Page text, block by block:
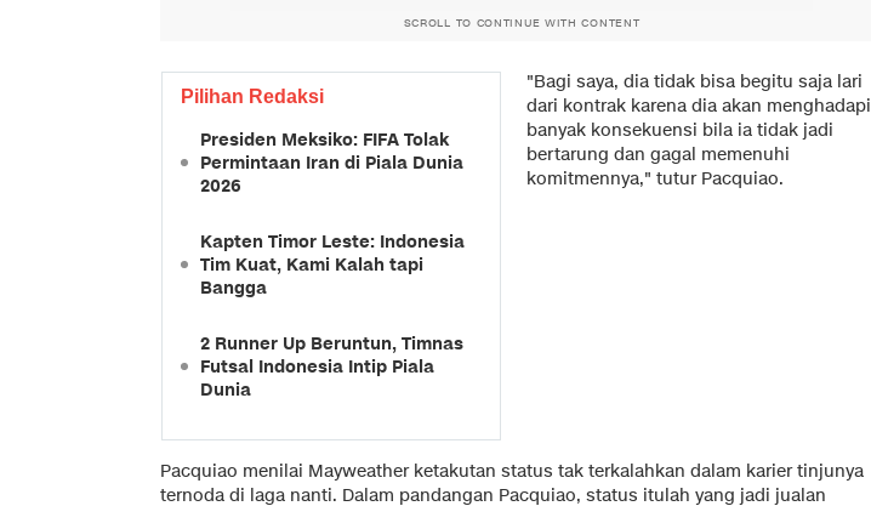
SCROLL TO CONTINUE WITH CONTENT
Pilihan Redaksi
Presiden Meksiko: FIFA Tolak
Permintaan Iran di Piala Dunia
2026
Kapten Timor Leste: Indonesia
Tim Kuat, Kami Kalah tapi
Bangga
2 Runner Up Beruntun, Timnas
Futsal Indonesia Intip Piala
Dunia
"Bagi saya, dia tidak bisa begitu saja lari
dari kontrak karena dia akan menghadapi
banyak konsekuensi bila ia tidak jadi
bertarung dan gagal memenuhi
komitmennya," tutur Pacquiao.
Pacquiao menilai Mayweather ketakutan status tak terkalahkan dalam karier tinjunya
ternoda di laga nanti. Dalam pandangan Pacquiao, status itulah yang jadi jualan